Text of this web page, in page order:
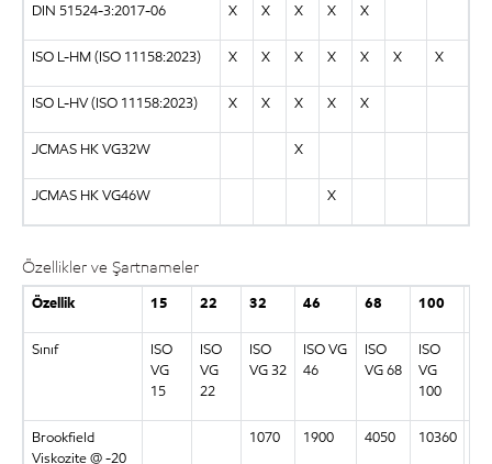
DIN 51524-3:2017-06 X X X X X
ISO L-HM (ISO 11158:2023) X X X X X X X
ISO L-HV (ISO 11158:2023) X X X X X
JCMAS HK VG32W X
JCMAS HK VG46W X
Özellikler ve Şartnameler
Özellik 15 22 32 46 68 100
Sınıf
ISO
VG
15
ISO
VG
22
ISO
VG 32
ISO VG
46
ISO
VG 68
ISO
VG
100
Brookfield
Viskozite @ -20
1070 1900 4050 10360